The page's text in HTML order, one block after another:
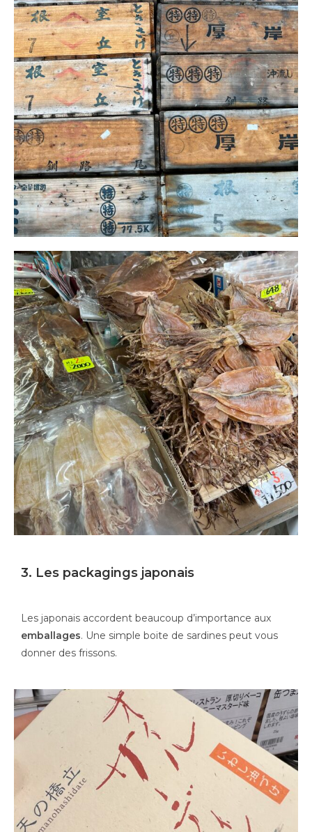
3. Les packagings japonais
Les japonais accordent beaucoup d’importance aux
emballages. Une simple boite de sardines peut vous
donner des frissons.